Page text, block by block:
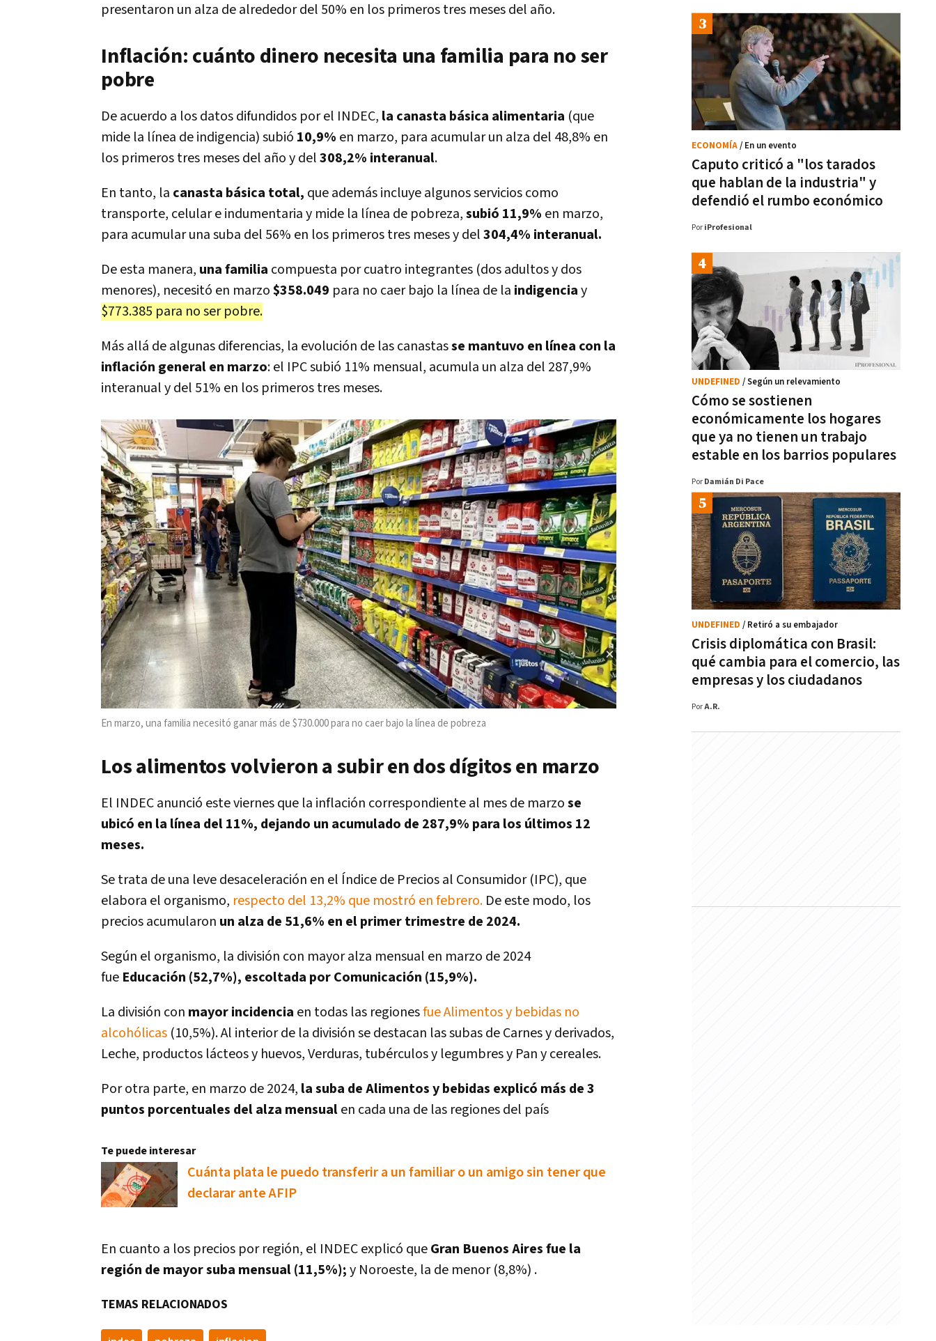
presentaron un alza de alrededor del 50% en los primeros tres meses del año.
Inflación: cuánto dinero necesita una familia para no ser
pobre
De acuerdo a los datos difundidos por el INDEC, la canasta básica alimentaria (que
mide la línea de indigencia) subió 10,9% en marzo, para acumular un alza del 48,8% en
los primeros tres meses del año y del308,2% interanual.
En tanto, la canasta básica total, que además incluye algunos servicios como
transporte, celular e indumentaria y mide la línea de pobreza,subió 11,9% en marzo,
para acumular una suba del 56% en los primeros tres meses y del304,4% interanual.
De esta manera, una familia compuesta por cuatro integrantes (dos adultos y dos
menores), necesitó en marzo$358.049 para no caer bajo la línea de la indigenciay
$773.385 para no ser pobre.
Más allá de algunas diferencias, la evolución de las canastasse mantuvo en línea con la
inflación general en marzo: el IPC subió 11% mensual, acumula un alza del 287,9%
interanual y del 51% en los primeros tres meses.
En marzo, una familia necesitó ganar más de $730.000 para no caer bajo la línea de pobreza
Los alimentos volvieron a subir en dos dígitos en marzo
El INDEC anunció este viernes que la inflación correspondiente al mes de marzose
ubicó en la línea del 11%, dejando un acumulado de 287,9% para los últimos 12
meses.
Se trata de una leve desaceleración en el Índice de Precios al Consumidor (IPC), que
elabora el organismo, respecto del 13,2% que mostró en febrero. De este modo, los
precios acumularon un alza de 51,6% en el primer trimestre de 2024.
Según el organismo, la división con mayor alza mensual en marzo de 2024
fue Educación (52,7%), escoltada por Comunicación (15,9%).
La división con mayor incidencia en todas las regionesfue Alimentos y bebidas no
alcohólicas (10,5%). Al interior de la división se destacan las subas de Carnes y derivados,
Leche, productos lácteos y huevos, Verduras, tubérculos y legumbres y Pan y cereales.
Por otra parte, en marzo de 2024, la suba de Alimentos y bebidas explicó más de 3
puntos porcentuales del alza mensualen cada una de las regiones del país
Te puede interesar
Cuánta plata le puedo transferir a un familiar o un amigo sin tener que
declarar ante AFIP
En cuanto a los precios por región, el INDEC explicó queGran Buenos Aires fue la
región de mayor suba mensual (11,5%);y Noroeste, la de menor (8,8%) .
TEMAS RELACIONADOS
Caputo criticó a "los tarados
que hablan de la industria" y
defendió el rumbo económico
ECONOMÍA/ En un evento
Por iProfesional
Cómo se sostienen
económicamente los hogares
que ya no tienen un trabajo
estable en los barrios populares
UNDEFINED / Según un relevamiento
Por Damián Di Pace
Crisis diplomática con Brasil:
qué cambia para el comercio, las
empresas y los ciudadanos
UNDEFINED / Retiró a su embajador
PorA.R.